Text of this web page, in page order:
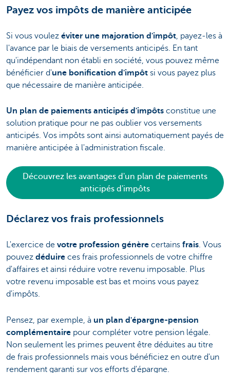
Payez vos impôts de manière anticipée
Si vous voulez éviter une majoration d'impôt, payez-les à
l'avance par le biais de versements anticipés. En tant
qu'indépendant non établi en société, vous pouvez même
bénéficier d'une bonification d'impôt si vous payez plus
que nécessaire de manière anticipée.
Un plan de paiements anticipés d'impôts constitue une
solution pratique pour ne pas oublier vos versements
anticipés. Vos impôts sont ainsi automatiquement payés de
manière anticipée à l'administration fiscale.
Découvrez les avantages d'un plan de paiements
anticipés d'impôts
Déclarez vos frais professionnels
L'exercice de votre profession génère certains frais. Vous
pouvez déduire ces frais professionnels de votre chiffre
d'affaires et ainsi réduire votre revenu imposable. Plus
votre revenu imposable est bas et moins vous payez
d'impôts.
Pensez, par exemple, à un plan d'épargne-pension
complémentaire pour compléter votre pension légale.
Non seulement les primes peuvent être déduites au titre
de frais professionnels mais vous bénéficiez en outre d'un
rendement garanti sur vos efforts d'épargne.